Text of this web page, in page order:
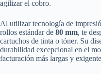
agilizar el cobro.
Al utilizar tecnología de
rollos estándar de 80 mm, te
cartuchos de tinta o tóner. Su
durabilidad excepcional en el
facturación más largas y